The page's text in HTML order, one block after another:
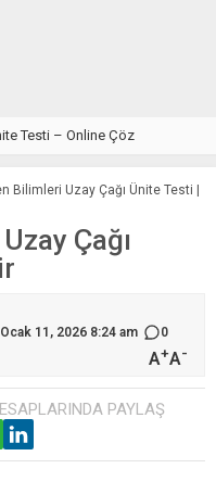
Testi – Online Çöz
Bilimleri Uzay Çağı Ünite Testi |
Çağı
11, 2026 8:24 am
0
A+A-
PAYLAŞ